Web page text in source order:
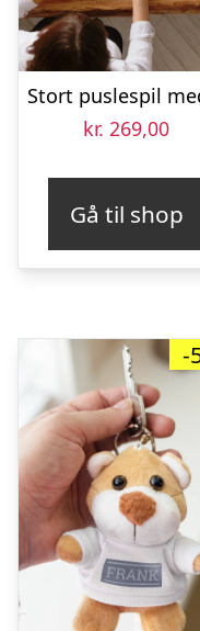
kr. 269,00
Gå til shop
-